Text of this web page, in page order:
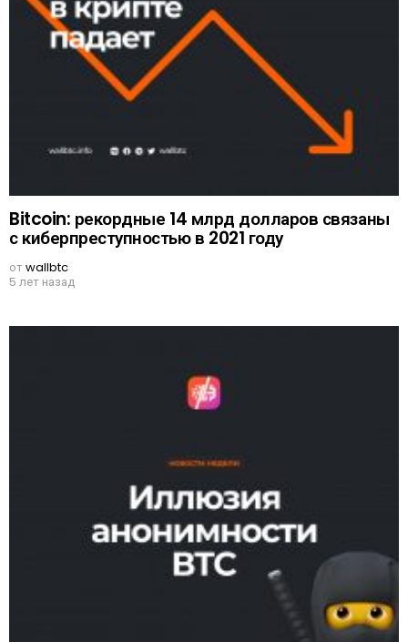
Bitcoin: рекордные 14 млрд долларов связаны
с киберпреступностью в 2021 году
отwallbtc
5 лет назад